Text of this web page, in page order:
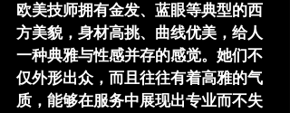
欧美技师拥有金发、蓝眼等典型的西
方美貌，身材高挑、曲线优美，给人
一种典雅与性感并存的感觉。她们不
仅外形出众，而且往往有着高雅的气
质，能够在服务中展现出专业而不失